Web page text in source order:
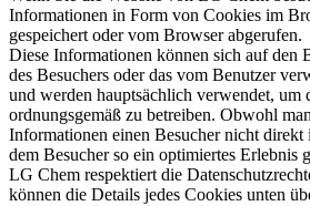
Informationen in Form von Cookies im
gespeichert oder vom Browser abgerufen.
Diese Informationen können sich auf den
des Besuchers oder das vom Benutzer
und werden hauptsächlich verwendet, um
ordnungsgemäß zu betreiben. Obwohl
Informationen einen Besucher nicht
dem Besucher so ein optimiertes Erlebnis
LG Chem respektiert die
können die Details jedes Cookies unten